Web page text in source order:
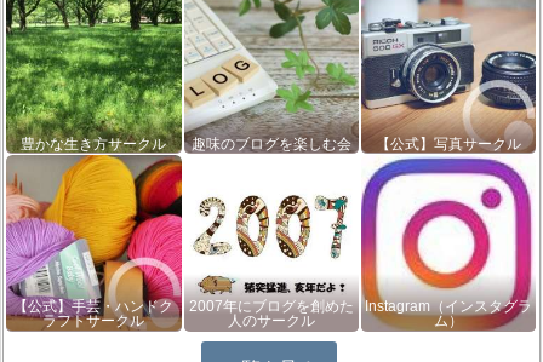
豊かな生き方サークル 趣味のブログを楽しむ会 【公式】写真サークル
【公式】手芸・ハンドク
ラフトサークル
2007年にブログを創めた
人のサークル
Instagram（インスタグラ
ム）